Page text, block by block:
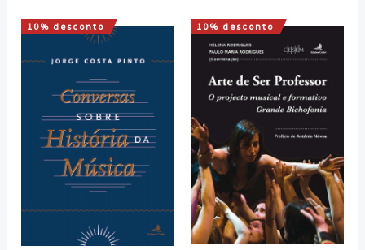
10% desconto
O
original
era:
15,00 €.
O
atual
é:
13,50 €.
10% desconto
O
preço
original
era:
15,00 €.
O
preço
atual
é:
13,50 €.